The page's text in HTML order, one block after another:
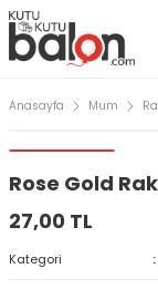
Anasayfa Mum
Rose Gold
27,00 TL
Kategori